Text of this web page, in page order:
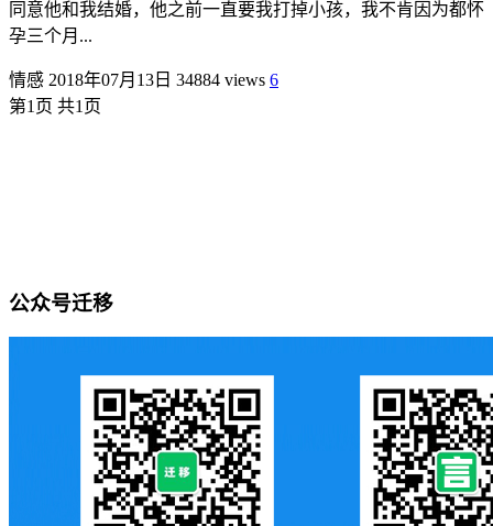
同意他和我结婚，他之前一直要我打掉小孩，我不肯因为都怀
孕三个月...
情感 2018年07月13日 34884 views 6
第1页 共1页
公众号迁移